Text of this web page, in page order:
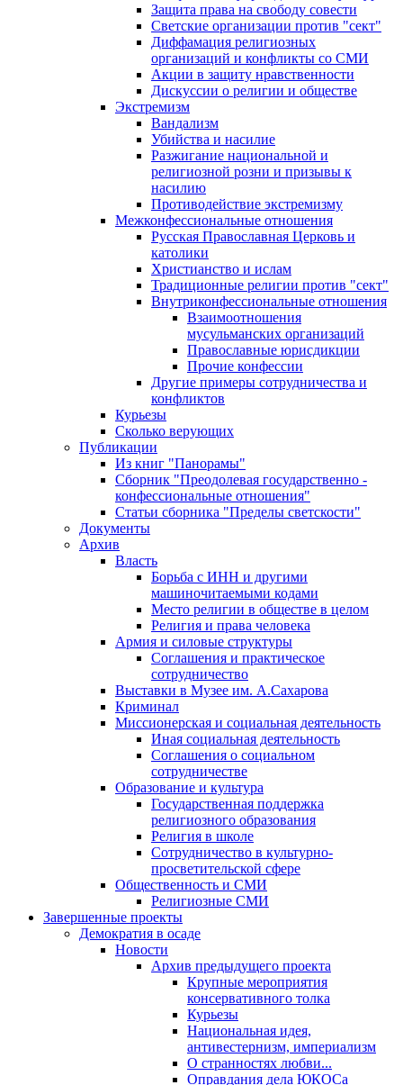
Защита права на свободу совести
Светские организации против "сект"
Диффамация религиозных
организаций и конфликты со СМИ
Акции в защиту нравственности
Дискуссии о религии и обществе
Экстремизм
Вандализм
Убийства и насилие
Разжигание национальной и
религиозной розни и призывы к
насилию
Противодействие экстремизму
Межконфессиональные отношения
Русская Православная Церковь и
католики
Христианство и ислам
Традиционные религии против "сект"
Внутриконфессиональные отношения
Взаимоотношения
мусульманских организаций
Православные юрисдикции
Прочие конфессии
Другие примеры сотрудничества и
конфликтов
Курьезы
Сколько верующих
Публикации
Из книг "Панорамы"
Сборник "Преодолевая государственно -
конфессиональные отношения"
Статьи сборника "Пределы светскости"
Документы
Архив
Власть
Борьба с ИНН и другими
машиночитаемыми кодами
Место религии в обществе в целом
Религия и права человека
Армия и силовые структуры
Соглашения и практическое
сотрудничество
Выставки в Музее им. А.Сахарова
Криминал
Миссионерская и социальная деятельность
Иная социальная деятельность
Соглашения о социальном
сотрудничестве
Образование и культура
Государственная поддержка
религиозного образования
Религия в школе
Сотрудничество в культурно-
просветительской сфере
Общественность и СМИ
Религиозные СМИ
Завершенные проекты
Демократия в осаде
Новости
Архив предыдущего проекта
Крупные мероприятия
консервативного толка
Курьезы
Национальная идея,
антивестернизм, империализм
О странностях любви...
Оправдания дела ЮКОСа